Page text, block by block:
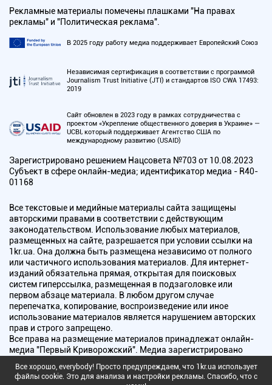
Рекламные материалы помечены плашками "На правах
рекламы" и "Политическая реклама".
В 2025 году работу медиа поддерживает Европейский Союз
Независимая сертификация в соответствии с программой
Journalism Trust Initiative (JTI) и стандартов ISO CWA 17493:
2019
Сайт обновлен в 2023 году в рамках сотрудничества с
проектом «Укрепление общественного доверия в Украине» —
UCBI, который поддерживает Агентство США по
международному развитию (USAID)
Зарегистрировано решением Нацсовета №703 от 10.08.2023
Субъект в сфере онлайн-медиа; идентификатор медиа - R40-
01168
Все текстовые и медийные материалы сайта защищены
авторскими правами в соответствии с действующим
законодательством. Использование любых материалов,
размещенных на сайте, разрешается при условии ссылки на
1kr.ua. Она должна быть размещена независимо от полного
или частичного использования материалов. Для интернет-
изданий обязательна прямая, открытая для поисковых
систем гиперссылка, размещенная в подзаголовке или
первом абзаце материала. В любом другом случае
перепечатка, копирование, воспроизведение или иное
использование материалов является нарушением авторских
прав и строго запрещено.
Все права на размещение материалов принадлежат онлайн-
медиа "Первый Криворожский". Медиа зарегистрировано
радиовещания.
Все хорошо, everybody! Просто предупреждаем, что 1kr.ua использует
файлы cookie. Это для анализа и настройки рекламы. Спасибо, что с